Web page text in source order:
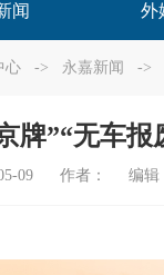
闻 外
心 -> 永嘉新闻 ->
牌”“无车报
09 作者： 编辑